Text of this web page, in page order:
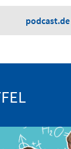
podcast.de